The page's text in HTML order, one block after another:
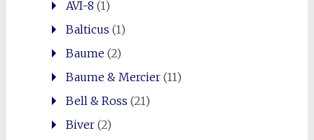
AVI-8 (1)
Balticus (1)
Baume(2)
Baume & Mercier(11)
Bell & Ross (21)
Biver(2)